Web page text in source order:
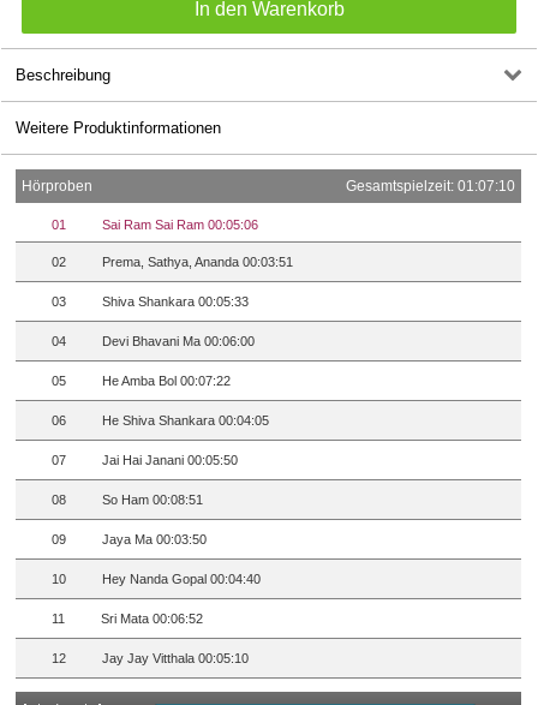
Beschreibung
Weitere Produktinformationen
Hörproben Gesamtspielzeit: 01:07:10
01 Sai Ram Sai Ram 00:05:06
02 Prema, Sathya, Ananda 00:03:51
03 Shiva Shankara 00:05:33
04 Devi Bhavani Ma 00:06:00
05 He Amba Bol 00:07:22
06 He Shiva Shankara 00:04:05
07 Jai Hai Janani 00:05:50
08 So Ham 00:08:51
09 Jaya Ma 00:03:50
10 Hey Nanda Gopal 00:04:40
11 Sri Mata 00:06:52
12 Jay Jay Vitthala 00:05:10